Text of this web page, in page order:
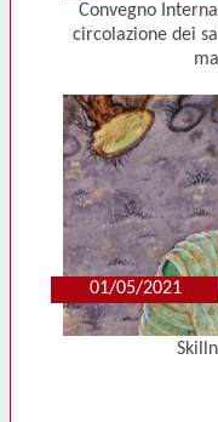
Convegno
circolazione dei
01/05/2021